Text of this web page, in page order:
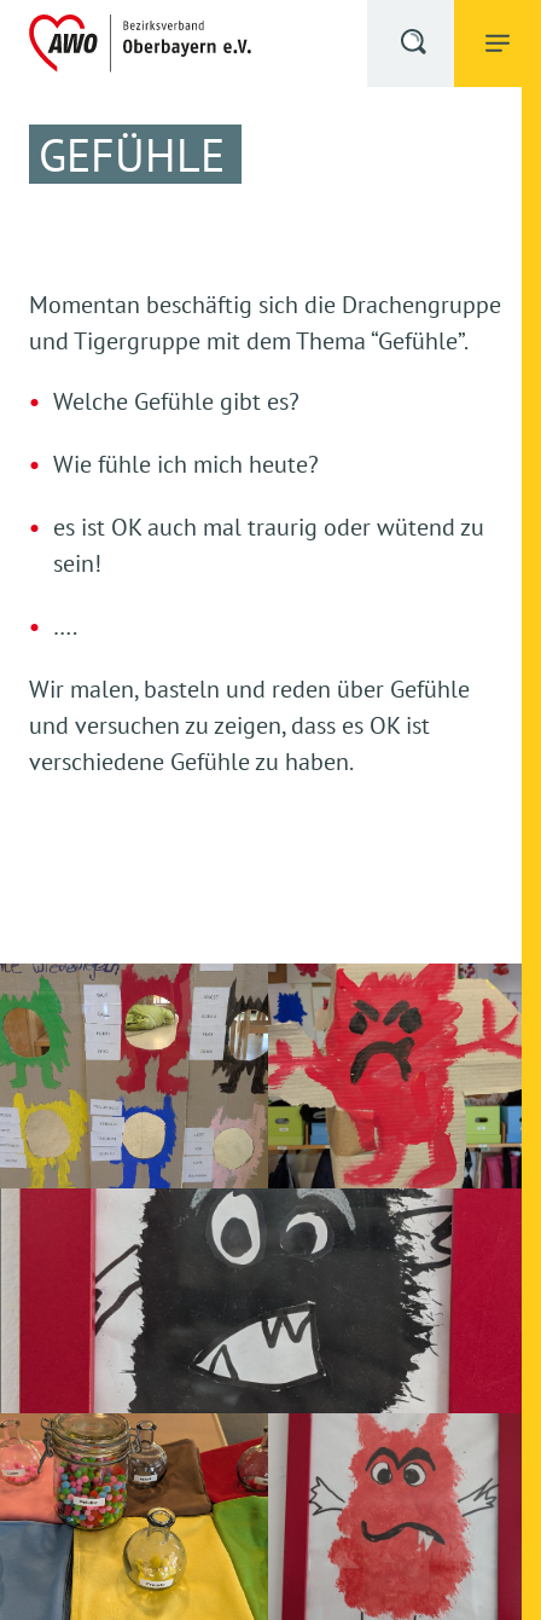
GEFÜHLE
Momentan beschäftig sich die Drachengruppe
und Tigergruppe mit dem Thema “Gefühle”.
Welche Gefühle gibt es?
Wie fühle ich mich heute?
es ist OK auch mal traurig oder wütend zu
sein!
….
Wir malen, basteln und reden über Gefühle
und versuchen zu zeigen, dass es OK ist
verschiedene Gefühle zu haben.